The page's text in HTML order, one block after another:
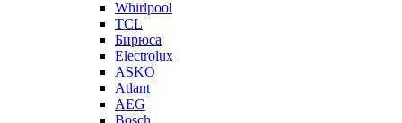
Whirlpool
TCL
Бирюса
Electrolux
ASKO
Atlant
AEG